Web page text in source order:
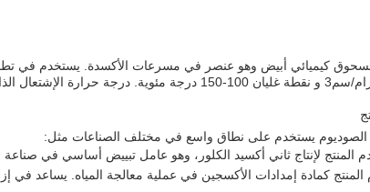
كيميائي أبيض وهو عنصر في مسرعات الأكسدة. يستخدم في
الأكسجين.المنتج له كثافة 1.2 غرام/سم3 و نقطة غليان 100-150
الصوديوم يستخدم على نطاق واسع في مختلف الصناعات مثل:
المنتج لإنتاج ثاني أكسيد الكلور، وهو عامل تبييض أساسي في صناعة
كمادة إمدادات الأكسجين في عملية معالجة المياه. يساعد في